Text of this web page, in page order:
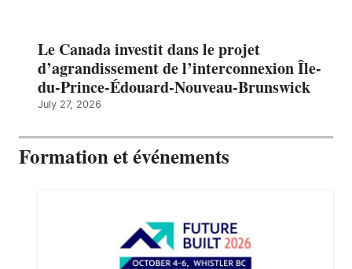
Le Canada investit dans le projet
d’agrandissement de l’interconnexion Île-
du-Prince-Édouard-Nouveau-Brunswick
July 27, 2026
Formation et événements